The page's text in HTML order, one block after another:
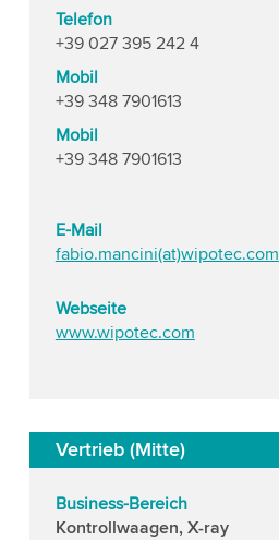
Telefon
+39 027 395 242 4
Mobil
+39 348 7901613
Mobil
+39 348 7901613
E-Mail
fabio.mancini(at)wipotec.com
Webseite
www.wipotec.com
Vertrieb (Mitte)
Business-Bereich
Kontrollwaagen, X-ray